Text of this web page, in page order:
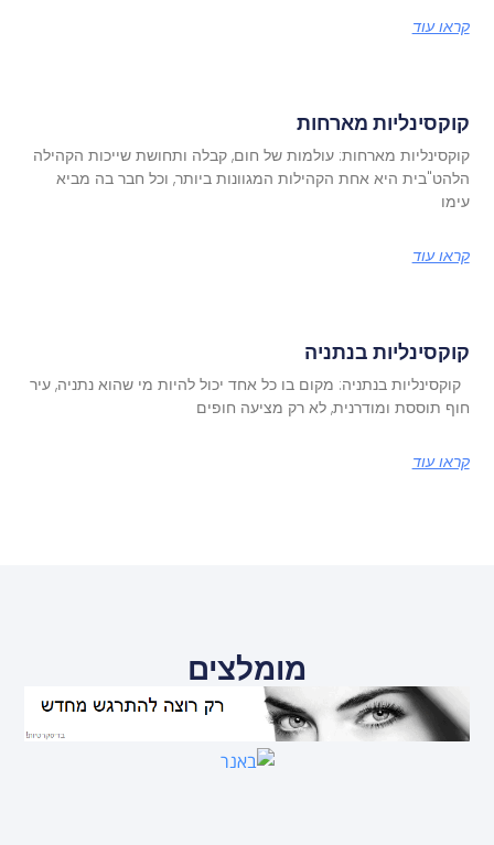
קראו עוד
קוקסינליות מארחות
קוקסינליות מארחות: עולמות של חום, קבלה ותחושת שייכות הקהילה
הלהט"בית היא אחת הקהילות המגוונות ביותר, וכל חבר בה מביא
עימו
קראו עוד
קוקסינליות בנתניה
קוקסינליות בנתניה: מקום בו כל אחד יכול להיות מי שהוא נתניה, עיר
חוף תוססת ומודרנית, לא רק מציעה חופים
קראו עוד
מומלצים